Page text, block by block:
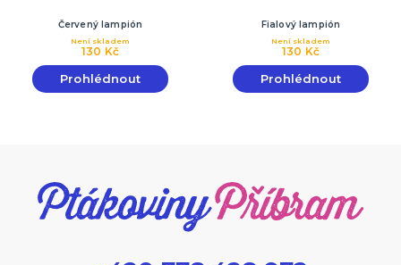
Červený lampión
130 Kč
Není skladem
Prohlédnout
Fialový lampión
130 Kč
Není skladem
Prohlédnout